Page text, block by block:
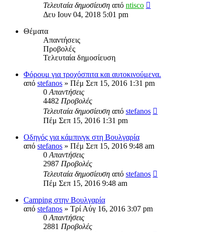
Τελευταία δημοσίευση από ntisco
Δευ Ιουν 04, 2018 5:01 pm
Θέματα
Απαντήσεις
Προβολές
Τελευταία δημοσίευση
Φόρουμ για τροχόσπιτα και αυτοκινούμενα.
από stefanos » Πέμ Σεπ 15, 2016 1:31 pm
0 Απαντήσεις
4482 Προβολές
Τελευταία δημοσίευση από stefanos
Πέμ Σεπ 15, 2016 1:31 pm
Οδηγός για κάμπινγκ στη Βουλγαρία
από stefanos » Πέμ Σεπ 15, 2016 9:48 am
0 Απαντήσεις
2987 Προβολές
Τελευταία δημοσίευση από stefanos
Πέμ Σεπ 15, 2016 9:48 am
Camping στην Βουλγαρία
από stefanos » Τρί Αύγ 16, 2016 3:07 pm
0 Απαντήσεις
2881 Προβολές